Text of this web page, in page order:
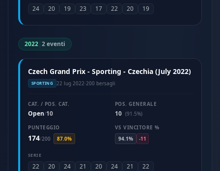
24 20 19 23 17 22 20 19
2022|2 eventi
Czech Grand Prix - Sporting - Czechia (July 2022)
SPORTING 22 lug 2022·200 bersagli
CAT. / POS. CAT.
Open/10
POS. GENERALE
10 (91.5%)
PUNTEGGIO
174/200 87.0%
VS VINCITORE %
94.1%
-11
SERIE
22 20 24 21 20 24 21 22